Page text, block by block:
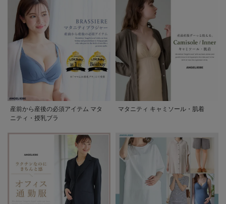
産前から産後の必須アイテム マタ
ニティ・授乳ブラ
マタニティ キャミソール・肌着